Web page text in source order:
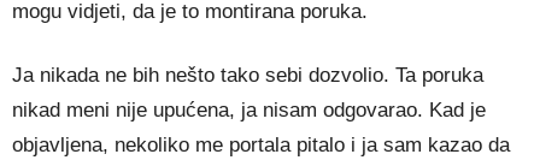
mogu vidjeti, da je to montirana poruka.
Ja nikada ne bih nešto tako sebi dozvolio. Ta poruka
nikad meni nije upućena, ja nisam odgovarao. Kad je
objavljena, nekoliko me portala pitalo i ja sam kazao da